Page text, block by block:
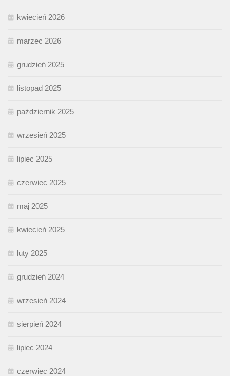
kwiecień 2026
marzec 2026
grudzień 2025
listopad 2025
październik 2025
wrzesień 2025
lipiec 2025
czerwiec 2025
maj 2025
kwiecień 2025
luty 2025
grudzień 2024
wrzesień 2024
sierpień 2024
lipiec 2024
czerwiec 2024